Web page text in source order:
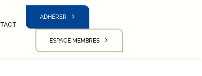
ADHÉRER
ESPACE MEMBRES